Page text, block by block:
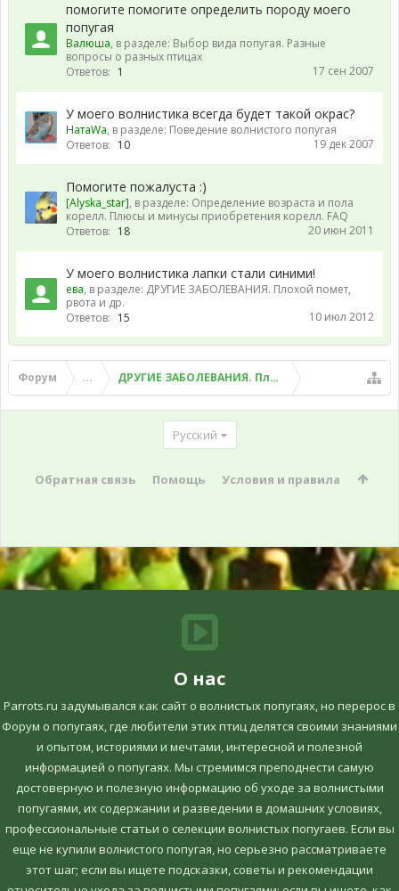
помогите помогите определить породу моего
попугая
Валюша, в разделе: Выбор вида попугая. Разные
вопросы о разных птицах
Ответов: 1 17 сен 2007
У моего волнистика всегда будет такой окрас?
НатаWа, в разделе: Поведение волнистого попугая
Ответов: 10 19 дек 2007
Помогите пожалуста :)
[Alyska_star], в разделе: Определение возраста и пола
корелл. Плюсы и минусы приобретения корелл. FAQ
Ответов: 18 20 июн 2011
У моего волнистика лапки стали синими!
ева, в разделе: ДРУГИЕ ЗАБОЛЕВАНИЯ. Плохой помет,
рвота и др.
Ответов: 15 10 июл 2012
Форум ... ДРУГИЕ ЗАБОЛЕВАНИЯ. Плохой помет, рвота и
Русский
Обратная связь Помощь Условия и правила
О нас
Parrots.ru задумывался как сайт о волнистых попугаях, но перерос в
Форум о попугаях, где любители этих птиц делятся своими знаниями
и опытом, историями и мечтами, интересной и полезной
информацией о попугаях. Мы стремимся преподнести самую
достоверную и полезную информацию об уходе за волнистыми
попугаями, их содержании и разведении в домашних условиях,
профессиональные статьи о селекции волнистых попугаев. Если вы
еще не купили волнистого попугая, но серьезно рассматриваете
этот шаг; если вы ищете подсказки, советы и рекомендации